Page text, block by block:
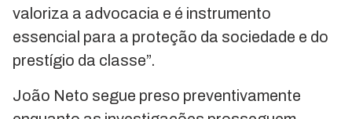
valoriza a advocacia e é instrumento
essencial para a proteção da sociedade e do
prestígio da classe”.
João Neto segue preso preventivamente